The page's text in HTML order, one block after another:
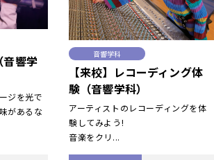
音響学
ジを光で
があるな
音響学科
【来校】レコーディング体
験（音響学科）
アーティストのレコーディングを体
験してみよう!
音楽をクリ...